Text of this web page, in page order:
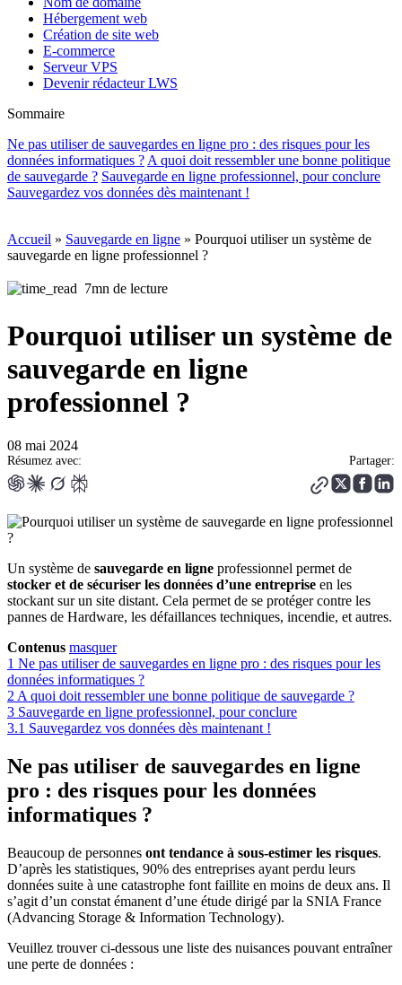
Hébergement web
Création de site web
E-commerce
Serveur VPS
Devenir rédacteur LWS
Sommaire
Ne pas utiliser de sauvegardes en ligne pro : des risques pour les
données informatiques ? A quoi doit ressembler une bonne politique
de sauvegarde ? Sauvegarde en ligne professionnel, pour conclure
Sauvegardez vos données dès maintenant !
Accueil » Sauvegarde en ligne » Pourquoi utiliser un système de
sauvegarde en ligne professionnel ?
7mn de lecture
Pourquoi utiliser un système de
sauvegarde en ligne
professionnel ?
08 mai 2024
Résumez avec: Partager:
Un système de sauvegarde en ligne professionnel permet de
stocker et de sécuriser les données d’une entreprise en les
stockant sur un site distant. Cela permet de se protéger contre les
pannes de Hardware, les défaillances techniques, incendie, et autres.
Contenus masquer
1 Ne pas utiliser de sauvegardes en ligne pro : des risques pour les
données informatiques ?
2 A quoi doit ressembler une bonne politique de sauvegarde ?
3 Sauvegarde en ligne professionnel, pour conclure
3.1 Sauvegardez vos données dès maintenant !
Ne pas utiliser de sauvegardes en ligne
pro : des risques pour les données
informatiques ?
Beaucoup de personnes ont tendance à sous-estimer les risques.
D’après les statistiques, 90% des entreprises ayant perdu leurs
données suite à une catastrophe font faillite en moins de deux ans. Il
s’agit d’un constat émanent d’une étude dirigé par la SNIA France
(Advancing Storage & Information Technology).
Veuillez trouver ci-dessous une liste des nuisances pouvant entraîner
une perte de données :